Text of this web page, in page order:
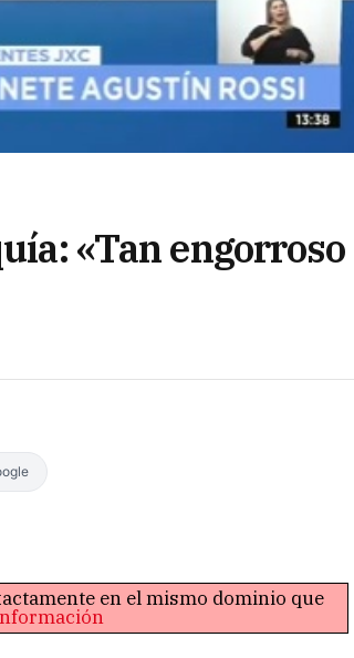
«Tan engorroso
en el mismo dominio que